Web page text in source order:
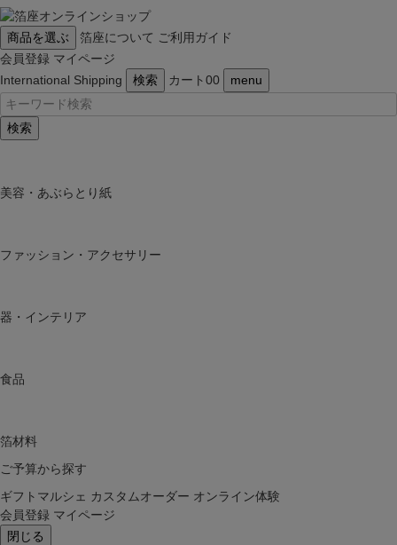
商品を選ぶ 箔座について ご利用ガイド
会員登録 マイページ
International Shipping
検索 カート00 menu
検索
美容・あぶらとり紙
ファッション・アクセサリー
器・インテリア
食品
箔材料
ご予算から探す
ギフトマルシェ カスタムオーダー オンライン体験
会員登録 マイページ
閉じる